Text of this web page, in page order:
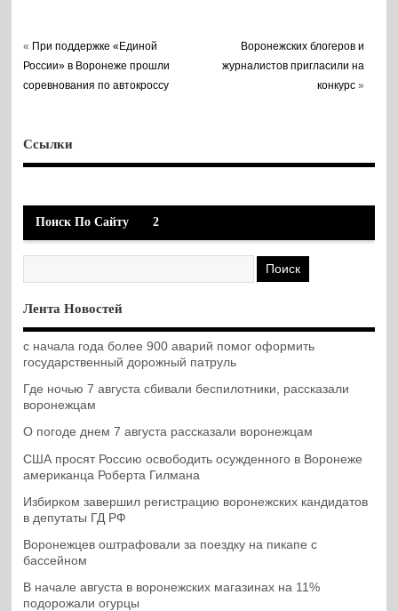
« При поддержке «Единой
России» в Воронеже прошли
соревнования по автокроссу
Воронежских блогеров и
журналистов пригласили на
конкурс »
Ссылки
Поиск По Сайту 2
Лента Новостей
с начала года более 900 аварий помог оформить
государственный дорожный патруль
Где ночью 7 августа сбивали беспилотники, рассказали
воронежцам
О погоде днем 7 августа рассказали воронежцам
США просят Россию освободить осужденного в Воронеже
американца Роберта Гилмана
Избирком завершил регистрацию воронежских кандидатов
в депутаты ГД РФ
Воронежцев оштрафовали за поездку на пикапе с
бассейном
В начале августа в воронежских магазинах на 11%
подорожали огурцы